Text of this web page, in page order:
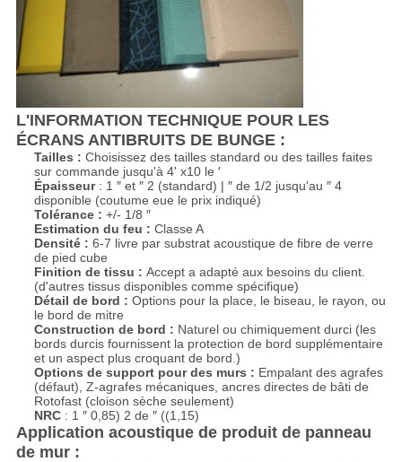
L'INFORMATION TECHNIQUE POUR LES
ÉCRANS ANTIBRUITS DE BUNGE :
Tailles : Choisissez des tailles standard ou des tailles faites
sur commande jusqu'à 4' x10 le ′
Épaisseur: 1 ″ et ″ 2 (standard) | ″ de 1/2 jusqu'au ″ 4
disponible (coutume eue le prix indiqué)
Tolérance : +/- 1/8 ″
Estimation du feu : Classe A
Densité : 6-7 livre par substrat acoustique de fibre de verre
de pied cube
Finition de tissu : Accept a adapté aux besoins du client.
(d'autres tissus disponibles comme spécifique)
Détail de bord : Options pour la place, le biseau, le rayon, ou
le bord de mitre
Construction de bord : Naturel ou chimiquement durci (les
bords durcis fournissent la protection de bord supplémentaire
et un aspect plus croquant de bord.)
Options de support pour des murs : Empalant des agrafes
(défaut), Z-agrafes mécaniques, ancres directes de bâti de
Rotofast (cloison sèche seulement)
NRC: 1 ″ 0,85) 2 de ″ ((1,15)
Application acoustique de produit de panneau
de mur :